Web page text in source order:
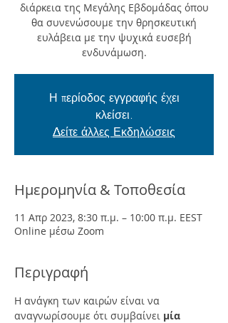
διάρκεια της Μεγάλης Εβδομάδας όπου
θα συνενώσουμε την θρησκευτική
ευλάβεια με την ψυχικά ευσεβή
ενδυνάμωση.
Η περίοδος εγγραφής έχει
κλείσει.
Δείτε άλλες Εκδηλώσεις
Ημερομηνία & Τοποθεσία
11 Απρ 2023, 8:30 π.μ. – 10:00 π.μ. EEST
Online μέσω Zoom
Περιγραφή
Η ανάγκη των καιρών είναι να
αναγνωρίσουμε ότι συμβαίνει μία